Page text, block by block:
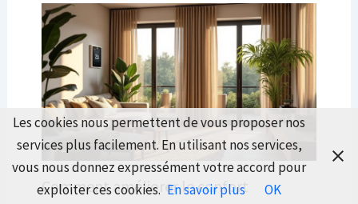
Comment améliorer le confort
Les cookies nous permettent de vous proposer nos
services plus facilement. En utilisant nos services,
vous nous donnez expressément votre accord pour
exploiter ces cookies. En savoir plus OK